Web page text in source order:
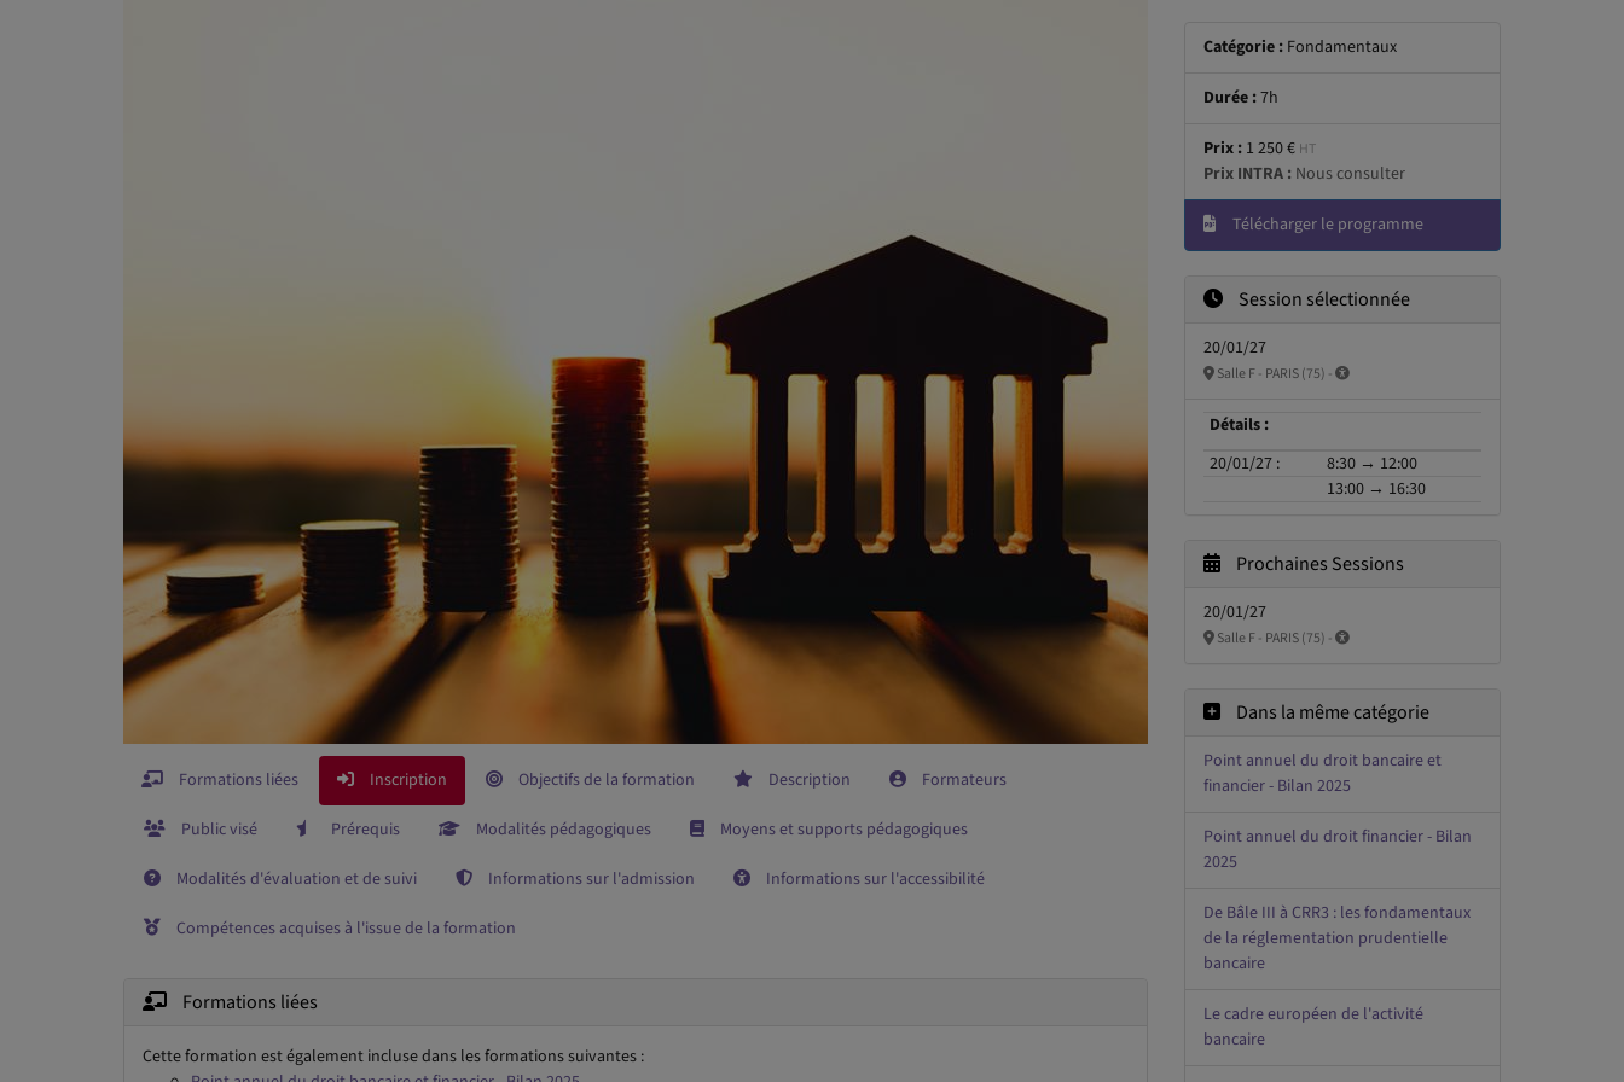
Formations liées Inscription Objectifs de la formation Description Formateurs
Public visé Prérequis Modalités pédagogiques Moyens et supports pédagogiques
Modalités d'évaluation et de suivi Informations sur l'admission Informations sur l'accessibilité
Compétences acquises à l'issue de la formation
Formations liées
Cette formation est également incluse dans les formations suivantes :
Catégorie : Fondamentaux
Durée :7h
Prix : 1 250 € HT
Prix INTRA : Nous consulter
Télécharger le programme
Session sélectionnée
20/01/27
Salle F - PARIS (75) -
Détails :
20/01/27 :
8:30 → 12:00
13:00 → 16:30
Prochaines Sessions
20/01/27
Salle F - PARIS (75) -
Dans la même catégorie
Point annuel du droit bancaire et
financier - Bilan 2025
Point annuel du droit financier - Bilan
2025
De Bâle III à CRR3 : les fondamentaux
de la réglementation prudentielle
bancaire
Le cadre européen de l'activité
bancaire